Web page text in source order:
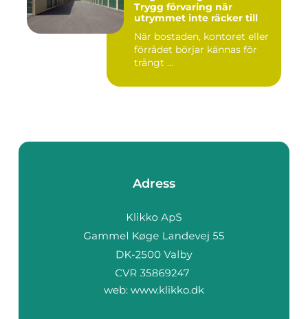
Trygg förvaring när
utrymmet inte räcker till
När bostaden, kontoret eller
förrådet börjar kännas för
trångt ...
Adress
web: www.klikko.dk